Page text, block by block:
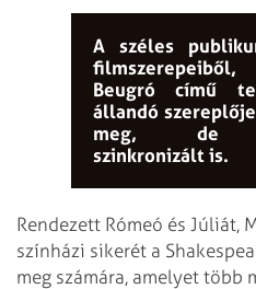
A széles
Beugró című
állandó
meg, de
szinkronizált is.
Rendezett Rómeó és Júliát,
színházi sikerét a
meg számára, amelyet